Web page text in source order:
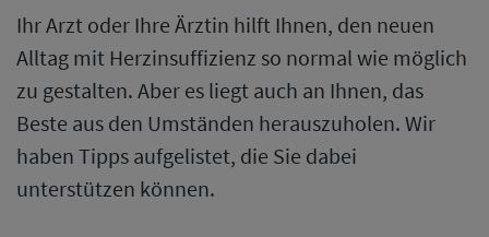
Ihr Arzt oder Ihre Ärztin hilft Ihnen, den neuen
Alltag mit Herzinsuffizienz so normal wie möglich
zu gestalten. Aber es liegt auch an Ihnen, das
Beste aus den Umständen herauszuholen. Wir
haben Tipps aufgelistet, die Sie dabei
unterstützen können.